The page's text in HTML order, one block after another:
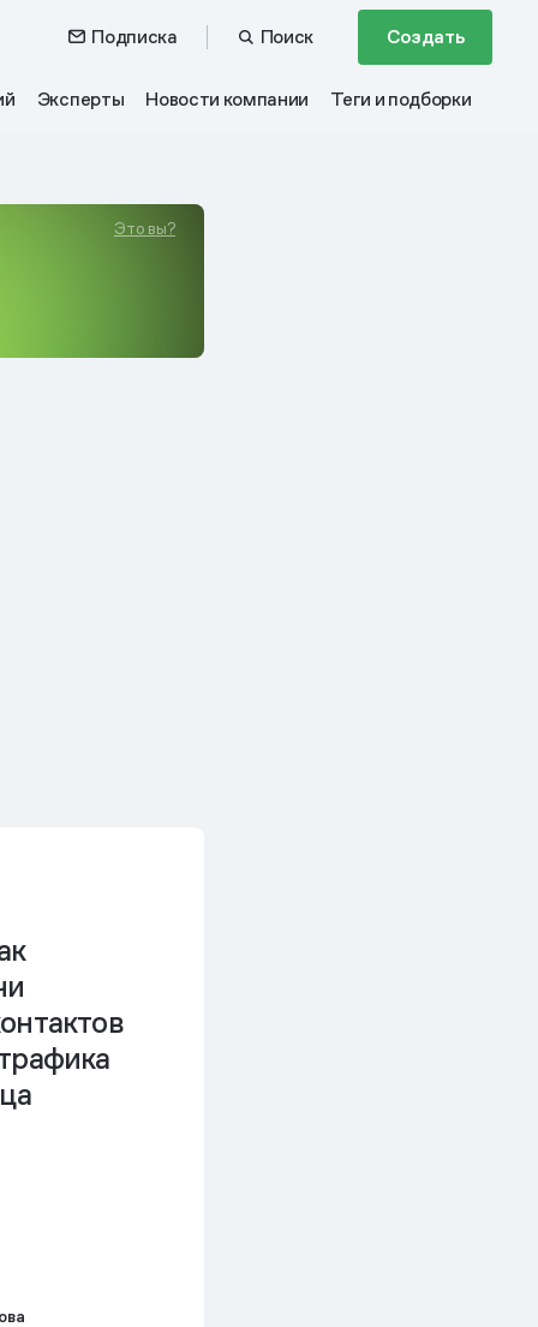
Подписка Поиск Создать
Эксперты Новости компании Теги и подборки
Это вы?